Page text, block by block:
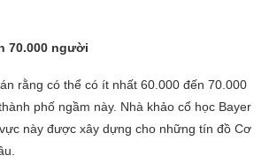
70.000 người
rằng có thể có ít nhất 60.000 đến 70.000
phố ngầm này. Nhà khảo cổ học Bayer
này được xây dựng cho những tín đồ Cơ